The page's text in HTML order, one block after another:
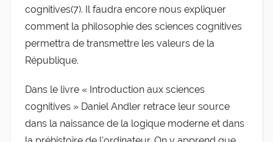
cognitives(7). Il faudra encore nous expliquer
comment la philosophie des sciences cognitives
permettra de transmettre les valeurs de la
République.
Dans le livre « Introduction aux sciences
cognitives » Daniel Andler retrace leur source
dans la naissance de la logique moderne et dans